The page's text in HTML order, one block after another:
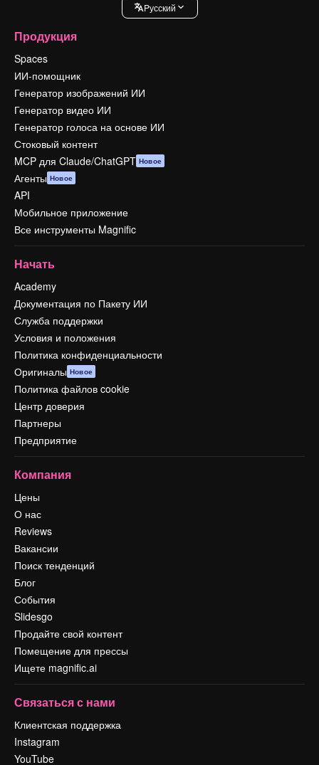
Pусский
Продукция
Spaces
ИИ-помощник
Генератор изображений ИИ
Генератор видео ИИ
Генератор голоса на основе ИИ
Стоковый контент
MCP для Claude/ChatGPT Новое
Агенты Новое
API
Мобильное приложение
Все инструменты Magnific
Начать
Academy
Документация по Пакету ИИ
Служба поддержки
Условия и положения
Политика конфиденциальности
Оригиналы Новое
Политика файлов cookie
Центр доверия
Партнеры
Предприятие
Компания
Цены
О нас
Reviews
Вакансии
Поиск тенденций
Блог
События
Slidesgo
Продайте свой контент
Помещение для прессы
Ищете magnific.ai
Связаться с нами
Клиентская поддержка
Instagram
YouTube